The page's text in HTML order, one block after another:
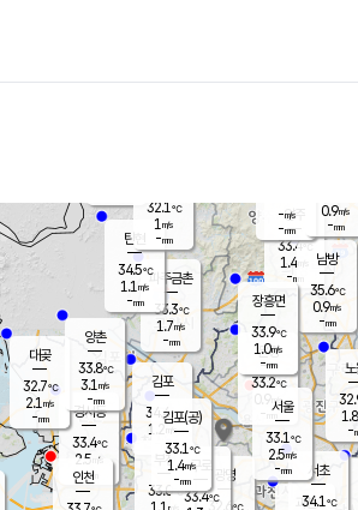
양주
33.4℃
1.4
-mm
과천
경서동
33.4℃
2.5 m/s
-mm
파주금촌
33.3℃
1.7m/s
-mm
대곶
32.7℃
2.1 m/s
-mm
탄현
34.5℃
1.1 m/s
-mm
김포
34.4℃
1.2 m/s
mm
광명
32.6 ℃
부천
33.0℃
m/s
양촌
33.8℃
3.1 m/s
-mm
구로
33.4℃
은평
33.2℃
0.9 m/s
- mm 1.8
-
서초
34.1℃
남방
35.6℃
0.9m/s
-mm
장흥면
33.9℃
1.0m/s
-mm
-m/s
-mm
김포(공)
33.1℃
1.4m/s
-mm
인천
서울
33.1℃
2.5m/s
-mm
32.1℃
1 m/s
-mm
0.9m/s
-mm